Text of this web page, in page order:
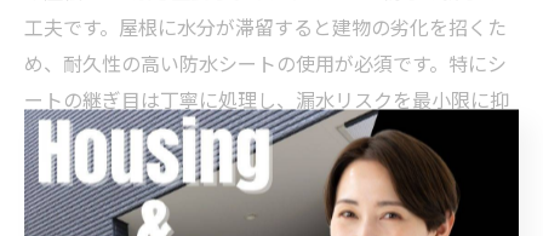
工夫です。屋根に水分が滞留すると建物の劣化を招くた
め、耐久性の高い防水シートの使用が必須です。特にシ
ートの継ぎ目は丁寧に処理し、漏水リスクを最小限に抑
えましょう。
また、排水層には軽石や砂利を用い、余分な水を速やか
に流す仕組みを設けることが効果的です。これにより根